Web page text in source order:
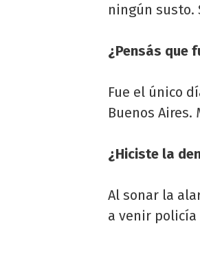
ningún susto.
¿Pensás que
Fue el único
Buenos Aires.
¿Hiciste la
Al sonar la
a venir